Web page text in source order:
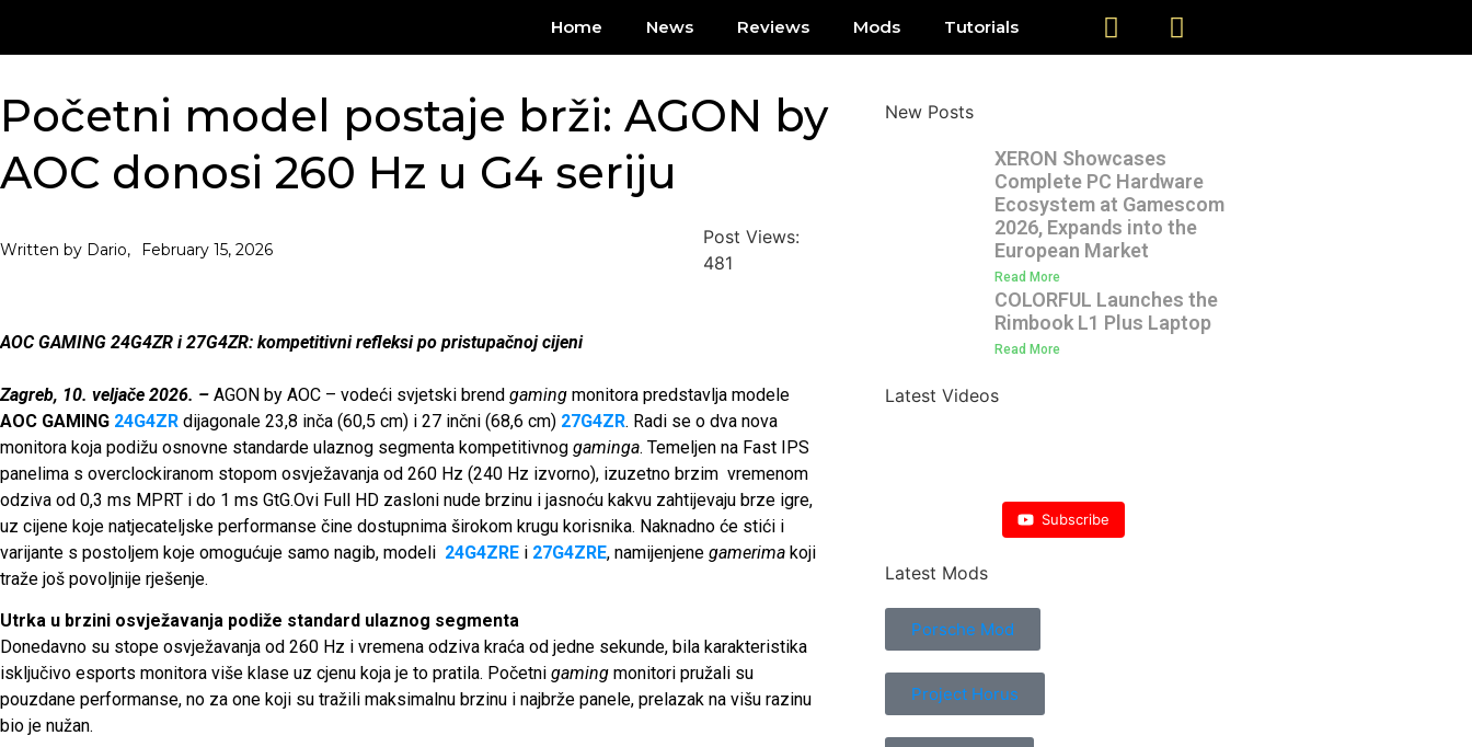
Home News Reviews Mods Tutorials
Početni model postaje brži: AGON by
AOC donosi 260 Hz u G4 seriju
Written by Dario, February 15, 2026
Post Views:
481
AOC GAMING 24G4ZR i 27G4ZR: kompetitivni refleksi po pristupačnoj cijeni
Zagreb, 10. veljače 2026. – AGON by AOC – vodeći svjetski brend gaming monitora predstavlja modele
AOC GAMING 24G4ZR dijagonale 23,8 inča (60,5 cm) i 27 inčni (68,6 cm) 27G4ZR. Radi se o dva nova
monitora koja podižu osnovne standarde ulaznog segmenta kompetitivnog gaminga. Temeljen na Fast IPS
panelima s overclockiranom stopom osvježavanja od 260 Hz (240 Hz izvorno), izuzetno brzim vremenom
odziva od 0,3 ms MPRT i do 1 ms GtG.Ovi Full HD zasloni nude brzinu i jasnoću kakvu zahtijevaju brze igre,
uz cijene koje natjecateljske performanse čine dostupnima širokom krugu korisnika. Naknadno će stići i
varijante s postoljem koje omogućuje samo nagib, modeli 24G4ZRE i 27G4ZRE, namijenjene gamerima koji
traže još povoljnije rješenje.
Utrka u brzini osvježavanja podiže standard ulaznog segmenta
Donedavno su stope osvježavanja od 260 Hz i vremena odziva kraća od jedne sekunde, bila karakteristika
isključivo esports monitora više klase uz cjenu koja je to pratila. Početni gaming monitori pružali su
pouzdane performanse, no za one koji su tražili maksimalnu brzinu i najbrže panele, prelazak na višu razinu
bio je nužan.
New Posts
XERON Showcases
Complete PC Hardware
Ecosystem at Gamescom
2026, Expands into the
European Market
Read More
COLORFUL Launches the
Rimbook L1 Plus Laptop
Read More
Latest Videos
Subscribe
Latest Mods
Porsche Mod
Project Horus